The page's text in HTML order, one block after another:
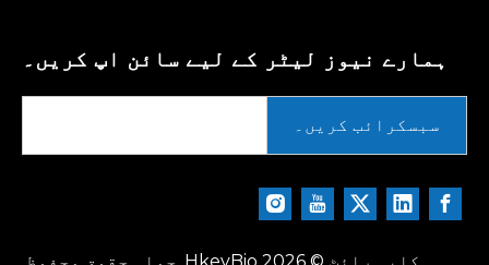
ہمارے نیوز لیٹر کے لیے سائن اپ کریں۔
سبسکرائب کریں۔